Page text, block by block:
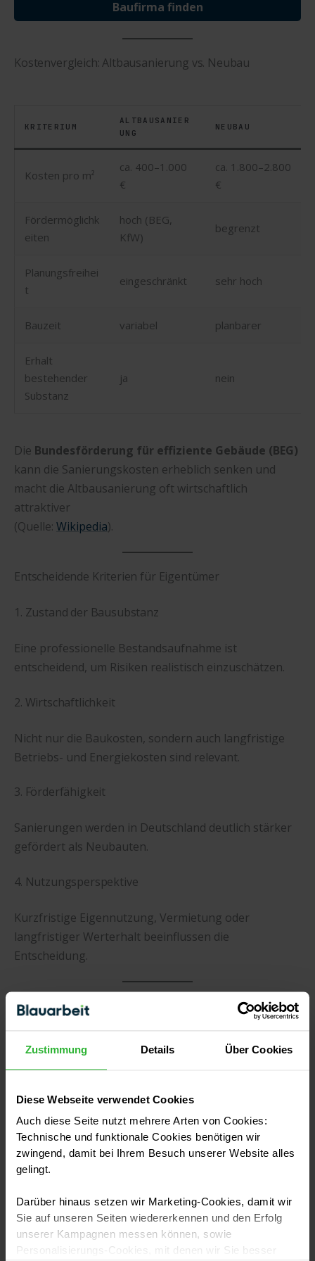
Zustimmung Details Über Cookies
Diese Webseite verwendet Cookies
Auch diese Seite nutzt mehrere Arten von Cookies:
Technische und funktionale Cookies benötigen wir
zwingend, damit bei Ihrem Besuch unserer Website alles
gelingt.
Darüber hinaus setzen wir Marketing-Cookies, damit wir
Sie auf unseren Seiten wiedererkennen und den Erfolg
unserer Kampagnen messen können, sowie
Personalisierungs-Cookies, mit denen wir Sie besser
Baufirma finden
Kostenvergleich: Altbausanierung vs. Neubau
KRITERIUM
ALTBAUSANIER
UNG
NEUBAU
Kosten pro m²
ca. 400–1.000
€
ca. 1.800–2.800
€
Fördermöglichk
eiten
hoch (BEG,
KfW)
begrenzt
Planungsfreihei
t
eingeschränkt sehr hoch
Bauzeit variabel planbarer
Erhalt
bestehender
Substanz
ja nein
Die Bundesförderung für effiziente Gebäude (BEG)
kann die Sanierungskosten erheblich senken und
macht die Altbausanierung oft wirtschaftlich
attraktiver
(Quelle: Wikipedia).
Entscheidende Kriterien für Eigentümer
1. Zustand der Bausubstanz
Eine professionelle Bestandsaufnahme ist
entscheidend, um Risiken realistisch einzuschätzen.
2. Wirtschaftlichkeit
Nicht nur die Baukosten, sondern auch langfristige
Betriebs- und Energiekosten sind relevant.
3. Förderfähigkeit
Sanierungen werden in Deutschland deutlich stärker
gefördert als Neubauten.
4. Nutzungsperspektive
Kurzfristige Eigennutzung, Vermietung oder
langfristiger Werterhalt beeinflussen die
Entscheidung.
FAQ – Häufige Fragen zur Entscheidung bei der
Ist eine Altbausanierung immer günstiger als ein
Nein. Bei schwerwiegenden Mängeln kann ein
Neubau wirtschaftlicher sein.
Entscheidung?
Sehr große. Förderungen können die